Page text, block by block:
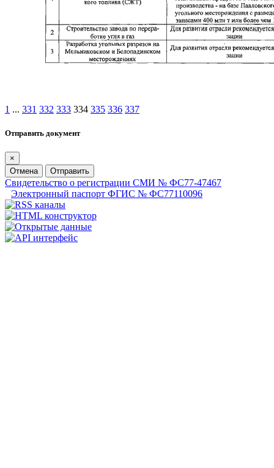
1 ... 331 332 333 334 335 336 337
Отправить документ
×
Отмена
Отправить
Свидетельство о регистрации СМИ № ФС77-47467
Электронный паспорт ФГИС № ФС77110096